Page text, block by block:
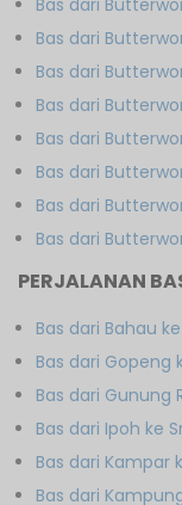
Bas dari
Bas dari
Bas dari
Bas dari
Bas dari
Bas dari
Bas dari
PERJALANAN
Bas dari Bahau
Bas dari Gopeng
Bas dari Gunung
Bas dari Ipoh ke
Bas dari Kampar
Bas dari